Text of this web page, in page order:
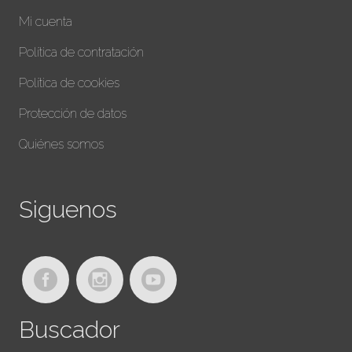
Mi cuenta
Política de contratación
Política de cookies
Protección de datos
Quiénes somos
Siguenos
Buscador